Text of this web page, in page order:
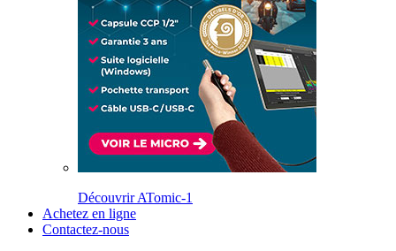
Découvrir ATomic-1
Achetez en ligne
Contactez-nous